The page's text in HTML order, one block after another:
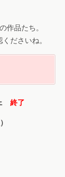
作品たち。
ださいね。
終了